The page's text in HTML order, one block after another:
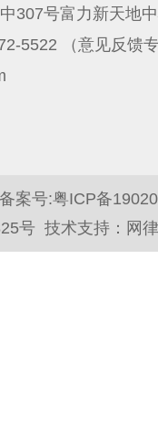
307号富力新天地
5522 （意见反馈
案号:粤ICP备
号 技术支持： 网